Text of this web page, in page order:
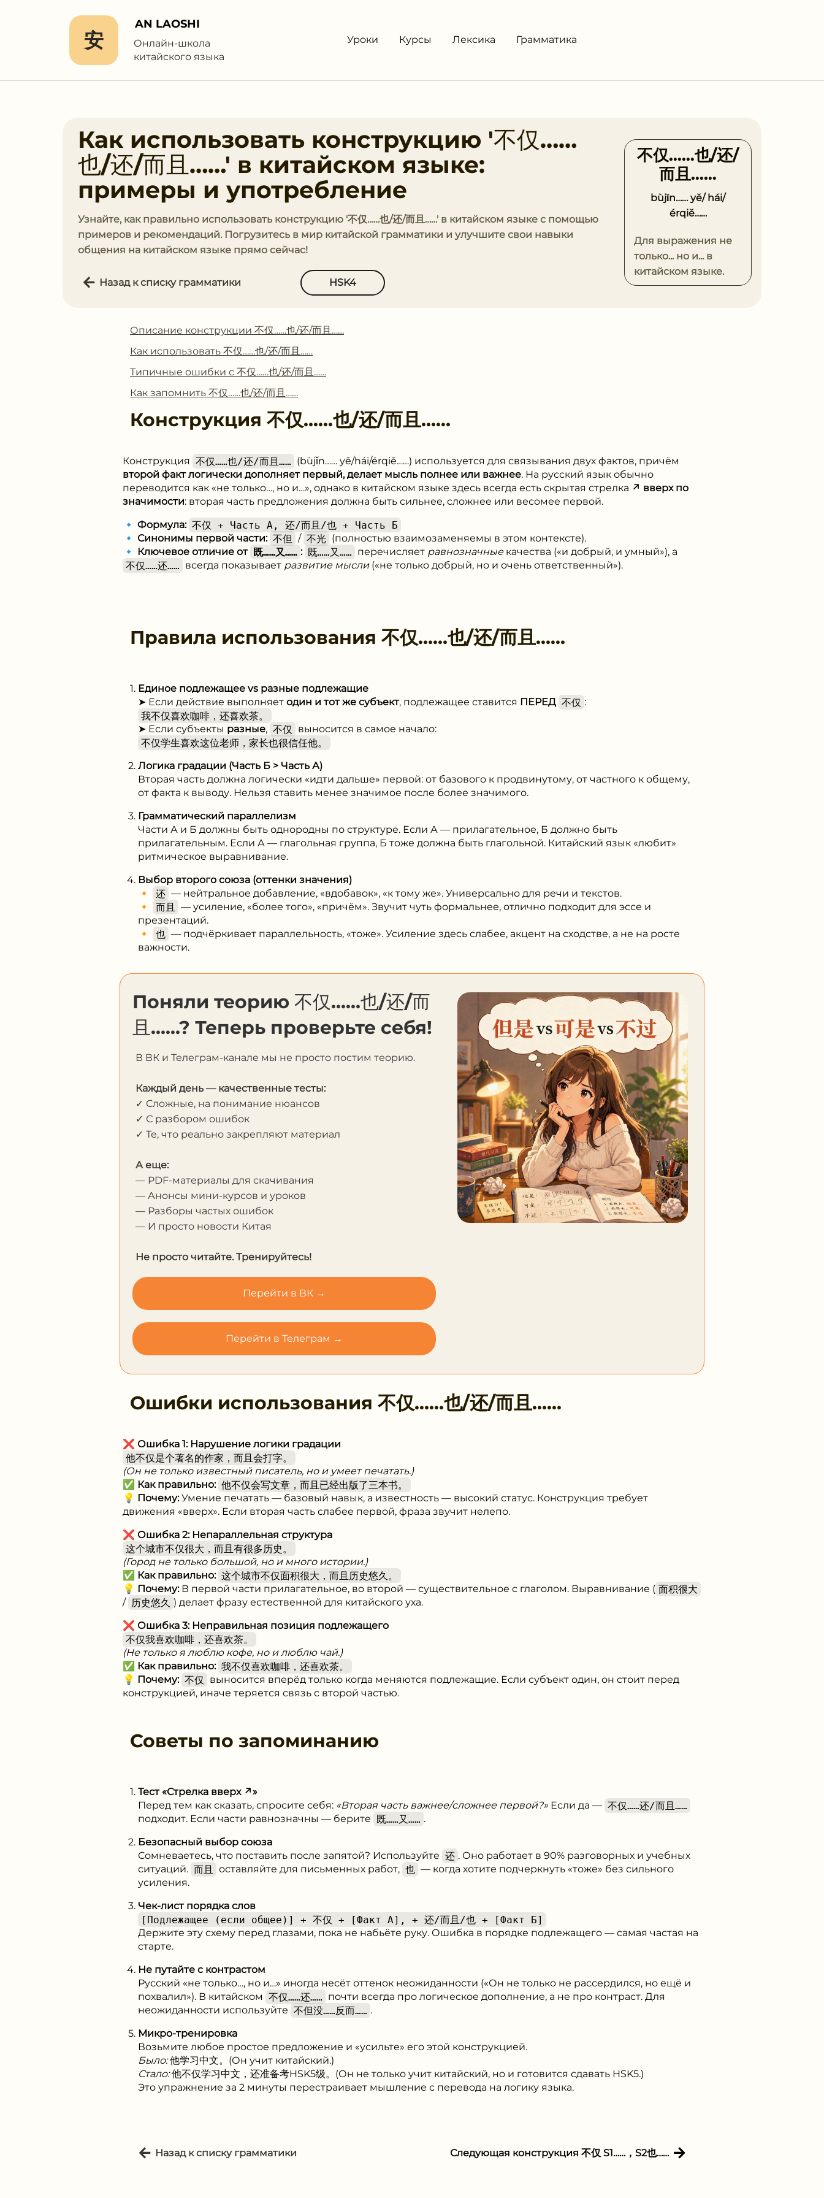
安
AN LAOSHI
Онлайн-школа
китайского языка
Уроки Курсы Лексика Грамматика
Как использовать конструкцию '不仅……
也/还/⽽且……' в китайском языке:
примеры и употребление
Узнайте, как правильно использовать конструкцию '不仅……也/还/⽽且……' в китайском языке с помощью
примеров и рекомендаций. Погрузитесь в мир китайской грамматики и улучшите свои навыки
общения на китайском языке прямо сейчас!
Назад к списку грамматики HSK4
不仅……也/还/
⽽且……
bùjǐn…… yě/ hái/
érqiě……
Для выражения не
только... но и... в
китайском языке.
Описание конструкции 不仅……也/还/⽽且……
Как использовать 不仅……也/还/⽽且……
Типичные ошибки с 不仅……也/还/⽽且……
Как запомнить 不仅……也/还/⽽且……
Конструкция 不仅……也/还/⽽且……
Конструкция 不仅……也/还/而且…… (bùjǐn…… yě/hái/érqiě……) используется для связывания двух фактов, причём
второй факт логически дополняет первый, делает мысль полнее или важнее. На русский язык обычно
переводится как «не только…, но и…», однако в китайском языке здесь всегда есть скрытая стрелка ↗ вверх по
значимости: вторая часть предложения должна быть сильнее, сложнее или весомее первой.
🔹 Формула: 不仅 + Часть А, 还/而且/也 + Часть Б
🔹 Синонимы первой части: 不但 / 不光 (полностью взаимозаменяемы в этом контексте).
🔹 Ключевое отличие от 既……又…… : 既……又…… перечисляет равнозначныекачества («и добрый, и умный»), а
不仅……还…… всегда показывает развитие мысли(«не только добрый, но и очень ответственный»).
Правила использования 不仅……也/还/⽽且……
Единое подлежащее vs разные подлежащие
➤ Если действие выполняет один и тот же субъект, подлежащее ставится ПЕРЕД 不仅 :
我不仅喜欢咖啡，还喜欢茶。
➤ Если субъекты разные, 不仅
выносится в самое начало:
不仅学生喜欢这位老师，家长也很信任他。
Логика градации (Часть Б > Часть А)
Вторая часть должна логически «идти дальше» первой: от базового к продвинутому, от частного к общему,
от факта к выводу. Нельзя ставить менее значимое после более значимого.
Грамматический параллелизм
Части А и Б должны быть однородны по структуре. Если А — прилагательное, Б должно быть
прилагательным. Если А — глагольная группа, Б тоже должна быть глагольной. Китайский язык «любит»
ритмическое выравнивание.
Выбор второго союза (оттенки значения)
🔸
还 — нейтральное добавление, «вдобавок», «к тому же». Универсально для речи и текстов.
🔸
而且
— усиление, «более того», «причём». Звучит чуть формальнее, отлично подходит для эссе и
презентаций.
🔸
也 — подчёркивает параллельность, «тоже». Усиление здесь слабее, акцент на сходстве, а не на росте
важности.
Поняли теорию 不仅……也/还/⽽
且……? Теперь проверьте себя!
В ВК и Телеграм-канале мы не просто постим теорию.
Каждый день — качественные тесты:
✓ Сложные, на понимание нюансов
✓ С разбором ошибок
✓ Те, что реально закрепляют материал
А еще:
— PDF-материалы для скачивания
— Анонсы мини-курсов и уроков
— Разборы частых ошибок
— И просто новости Китая
Не просто читайте. Тренируйтесь!
Перейти в ВК →
Перейти в Телеграм →
Ошибки использования 不仅……也/还/⽽且……
❌ Ошибка 1: Нарушение логики градации
他不仅是个著名的作家，而且会打字。
(Он не только известный писатель, но и умеет печатать.)
✅ Как правильно: 他不仅会写文章，而且已经出版了三本书。
💡 Почему:Умение печатать — базовый навык, а известность — высокий статус. Конструкция требует
движения «вверх». Если вторая часть слабее первой, фраза звучит нелепо.
❌ Ошибка 2: Непараллельная структура
这个城市不仅很大，而且有很多历史。
(Город не только большой, но и много истории.)
✅ Как правильно: 这个城市不仅面积很大，而且历史悠久。
💡 Почему:В первой части прилагательное, во второй — существительное с глаголом. Выравнивание ( 面积很大
/ 历史悠久 ) делает фразу естественной для китайского уха.
❌ Ошибка 3: Неправильная позиция подлежащего
不仅我喜欢咖啡，还喜欢茶。
(Не только я люблю кофе, но и люблю чай.)
✅ Как правильно: 我不仅喜欢咖啡，还喜欢茶。
💡 Почему: 不仅
выносится вперёд только когда меняются подлежащие. Если субъект один, он стоит перед
конструкцией, иначе теряется связь с второй частью.
Советы по запоминанию
Тест «Стрелка вверх ↗»
Перед тем как сказать, спросите себя: «Вторая часть важнее/сложнее первой?» Если да — 不仅……还/而且……
подходит. Если части равнозначны — берите 既……又…… .
Безопасный выбор союза
Сомневаетесь, что поставить после запятой? Используйте 还 . Оно работает в 90% разговорных и учебных
ситуаций. 而且 оставляйте для письменных работ, 也 — когда хотите подчеркнуть «тоже» без сильного
усиления.
Чек-лист порядка слов
[Подлежащее (если общее)] + 不仅 + [Факт А], + 还/而且/也 + [Факт Б]
Держите эту схему перед глазами, пока не набьёте руку. Ошибка в порядке подлежащего — самая частая на
старте.
Не путайте с контрастом
Русский «не только…, но и…» иногда несёт оттенок неожиданности («Он не только не рассердился, но ещё и
похвалил»). В китайском 不仅……还…… почти всегда про логическое дополнение, а не про контраст. Для
неожиданности используйте 不但没……反而…… .
Микро-тренировка
Возьмите любое простое предложение и «усильте» его этой конструкцией.
Было:他学习中文。(Он учит китайский.)
Стало:他不仅学习中文，还准备考HSK5级。(Он не только учит китайский, но и готовится сдавать HSK5.)
Это упражнение за 2 минуты перестраивает мышление с перевода на логику языка.
Назад к списку грамматики Следующая конструкция 不仅 S1……，S2也……